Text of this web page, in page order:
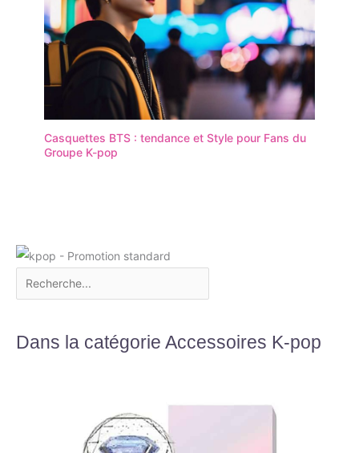
Casquettes BTS : tendance et Style pour Fans du
Groupe K-pop
Dans la catégorie Accessoires K-pop